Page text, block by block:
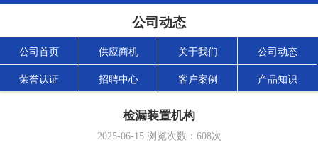
公司动态
公司首页 供应商机 关于我们 公司动态
荣誉认证 招聘中心 客户案例 产品知识
检漏装置机构
2025-06-15浏览次数： 608次